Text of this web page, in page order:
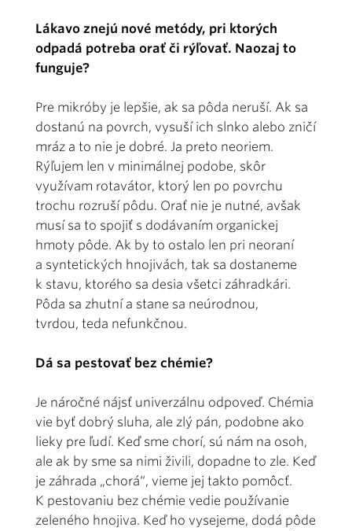
Lákavo znejú nové metódy, pri ktorých
odpadá potreba orať či rýľovať. Naozaj to
funguje?
Pre mikróby je lepšie, ak sa pôda neruší. Ak sa
dostanú na povrch, vysuší ich slnko alebo zničí
mráz a to nie je dobré. Ja preto neoriem.
Rýľujem len v minimálnej podobe, skôr
využívam rotavátor, ktorý len po povrchu
trochu rozruší pôdu. Orať nie je nutné, avšak
musí sa to spojiť s dodávaním organickej
hmoty pôde. Ak by to ostalo len pri neoraní
a syntetických hnojivách, tak sa dostaneme
k stavu, ktorého sa desia všetci záhradkári.
Pôda sa zhutní a stane sa neúrodnou,
tvrdou, teda nefunkčnou.
Dá sa pestovať bez chémie?
Je náročné nájsť univerzálnu odpoveď. Chémia
vie byť dobrý sluha, ale zlý pán, podobne ako
lieky pre ľudí. Keď sme chorí, sú nám na osoh,
ale ak by sme sa nimi živili, dopadne to zle. Keď
je záhrada „chorá“, vieme jej takto pomôcť.
K pestovaniu bez chémie vedie používanie
zeleného hnojiva. Keď ho vysejeme, dodá pôde